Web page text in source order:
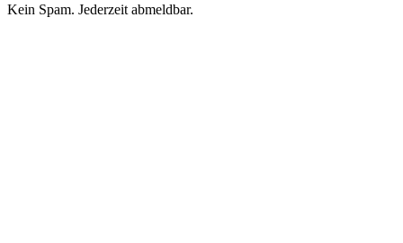
Kein Spam. Jederzeit abmeldbar.